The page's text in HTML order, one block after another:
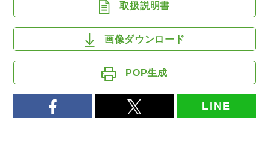
取扱説明書
画像ダウンロード
POP生成
LINE